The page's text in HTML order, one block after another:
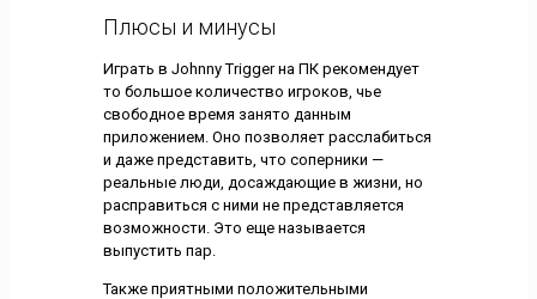
Плюсы и минусы
Играть в Johnny Trigger на ПК рекомендует
то большое количество игроков, чье
свободное время занято данным
приложением. Оно позволяет расслабиться
и даже представить, что соперники —
реальные люди, досаждающие в жизни, но
расправиться с ними не представляется
возможности. Это еще называется
выпустить пар.
Также приятными положительными